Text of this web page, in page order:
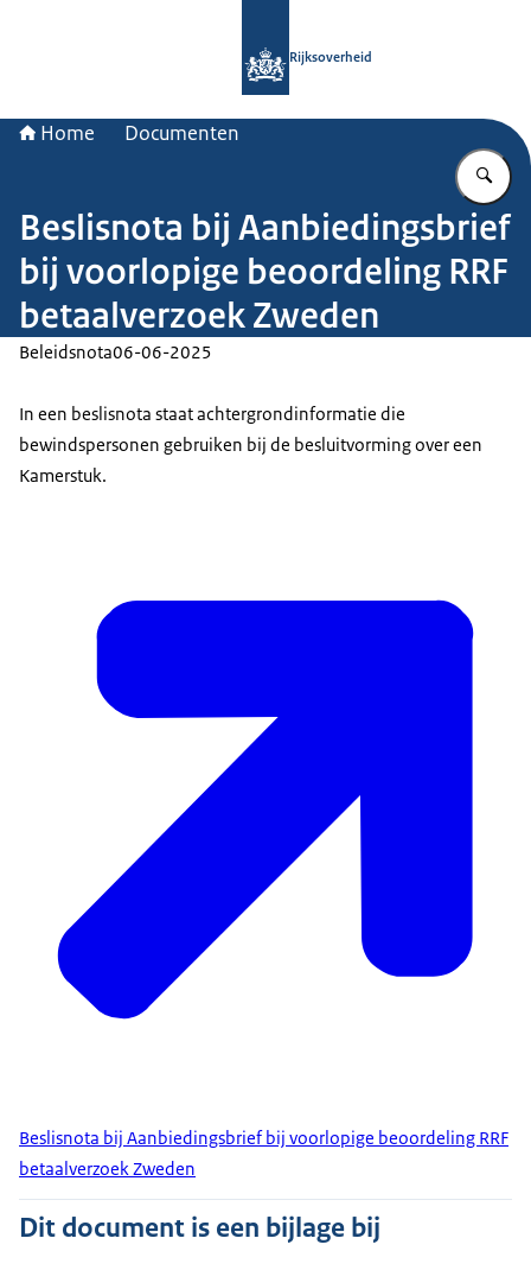
Rijksoverheid
Home Documenten
Beslisnota bij Aanbiedingsbrief
bij voorlopige beoordeling RRF
betaalverzoek Zweden
Beleidsnota06-06-2025
In een beslisnota staat achtergrondinformatie die
bewindspersonen gebruiken bij de besluitvorming over een
Kamerstuk.
Beslisnota bij Aanbiedingsbrief bij voorlopige beoordeling RRF
betaalverzoek Zweden
Dit document is een bijlage bij